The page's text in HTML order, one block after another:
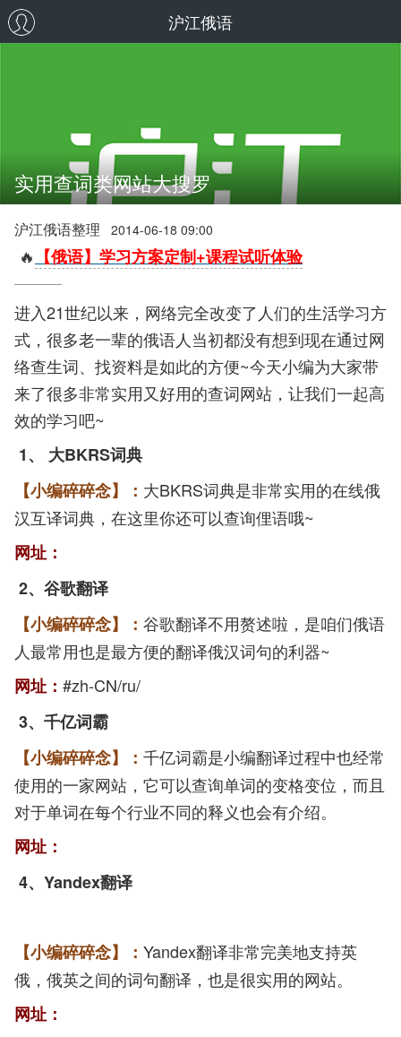
沪江俄语
实用查词类网站大搜罗
沪江俄语整理 2014-06-18 09:00
🔥 【俄语】学习方案定制+课程试听体验
进入21世纪以来，网络完全改变了人们的生活学习方
式，很多老一辈的俄语人当初都没有想到现在通过网
络查生词、找资料是如此的方便~今天小编为大家带
来了很多非常实用又好用的查词网站，让我们一起高
效的学习吧~
1、
大BKRS词典
【小编碎碎念】： 大BKRS词典是非常实用的在线俄
汉互译词典，在这里你还可以查询俚语哦~
网址：
2、谷歌翻译
【小编碎碎念】： 谷歌翻译不用赘述啦，是咱们俄语
人最常用也是最方便的翻译俄汉词句的利器~
网址： #zh-CN/ru/
3、千亿词霸
【小编碎碎念】： 千亿词霸是小编翻译过程中也经常
使用的一家网站，它可以查询单词的变格变位，而且
对于单词在每个行业不同的释义也会有介绍。
网址：
4、 Yandex翻译
【小编碎碎念】： Yandex翻译非常完美地支持英
俄，俄英之间的词句翻译，也是很实用的网站。
网址：